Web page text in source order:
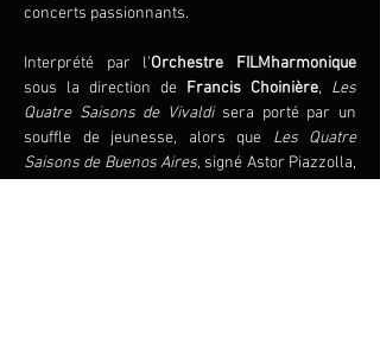
concerts passionnants.
Interprété par l’Orchestre FILMharmonique
sous la direction de Francis Choinière, Les
Quatre Saisons de Vivaldi sera porté par un
souffle de jeunesse, alors que Les Quatre
Saisons de Buenos Aires, signé Astor Piazzolla,